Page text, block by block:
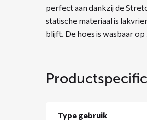
perfect aan dankzij de
statische materiaal is
blijft. De hoes is wasbaar
Type gebruik